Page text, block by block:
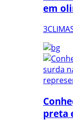
em
preta